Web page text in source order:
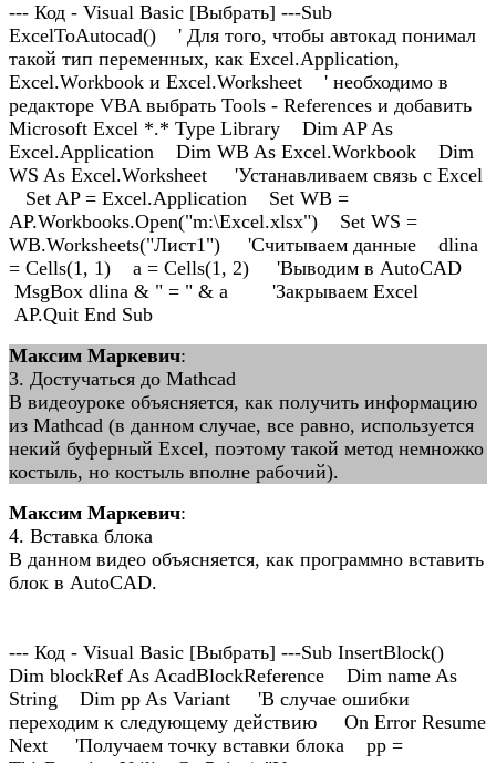
--- Код - Visual Basic [Выбрать] ---Sub
ExcelToAutocad() ' Для того, чтобы автокад понимал
такой тип переменных, как Excel.Application,
Excel.Workbook и Excel.Worksheet ' необходимо в
редакторе VBA выбрать Tools - References и добавить
Microsoft Excel *.* Type Library Dim AP As
Excel.Application Dim WB As Excel.Workbook Dim
WS As Excel.Worksheet 'Устанавливаем связь с Excel
Set AP = Excel.Application Set WB =
AP.Workbooks.Open("m:\Excel.xlsx") Set WS =
WB.Worksheets("Лист1") 'Считываем данные dlina
= Cells(1, 1) a = Cells(1, 2) 'Выводим в AutoCAD
MsgBox dlina & " = " & a 'Закрываем Excel
AP.Quit End Sub
Максим Маркевич:
3. Достучаться до Mathcad
В видеоуроке объясняется, как получить информацию
из Mathcad (в данном случае, все равно, используется
некий буферный Excel, поэтому такой метод немножко
костыль, но костыль вполне рабочий).
Максим Маркевич:
4. Вставка блока
В данном видео объясняется, как программно вставить
блок в AutoCAD.
--- Код - Visual Basic [Выбрать] ---Sub InsertBlock()
Dim blockRef As AcadBlockReference Dim name As
String Dim pp As Variant 'В случае ошибки
переходим к следующему действию On Error Resume
Next 'Получаем точку вставки блока pp =